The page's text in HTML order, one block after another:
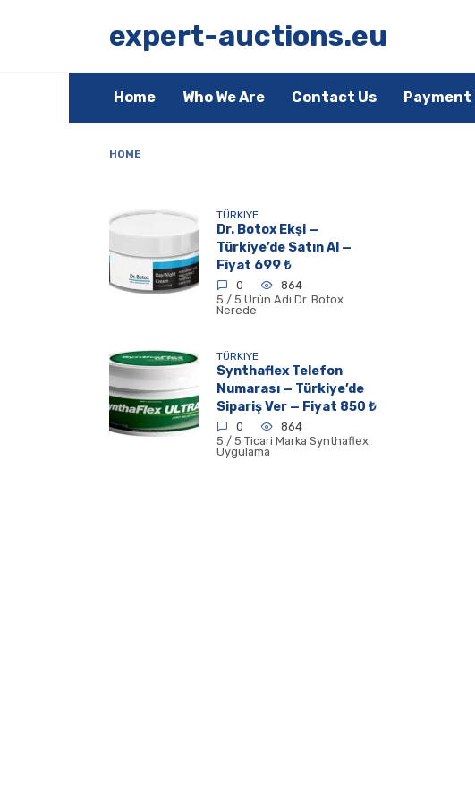
expert-auctions.eu
Home Who We Are Contact Us Payment
HOME
TÜRKIYE
Dr. Botox Ekşi —
Türkiye’de Satın Al —
Fiyat 699 ₺
0
864
5 / 5 Ürün Adı Dr. Botox
Nerede
TÜRKIYE
Synthaflex Telefon
Numarası — Türkiye’de
Sipariş Ver — Fiyat 850 ₺
0
864
5 / 5 Ticari Marka Synthaflex
Uygulama